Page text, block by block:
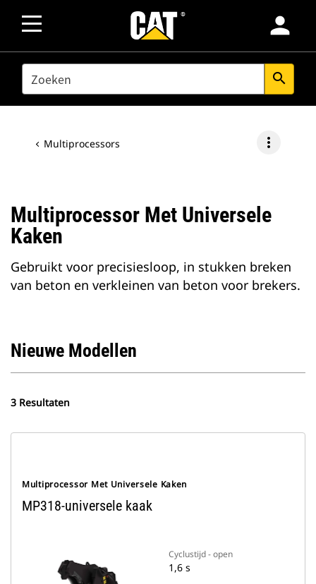
person
SEARCH search
Multiprocessors more_vert
Multiprocessor Met Universele
Kaken
Gebruikt voor precisiesloop, in stukken breken
van beton en verkleinen van beton voor brekers.
Nieuwe Modellen
3 Resultaten
Multiprocessor Met Universele Kaken
MP318-universele kaak
Cyclustijd - open
1,6 s